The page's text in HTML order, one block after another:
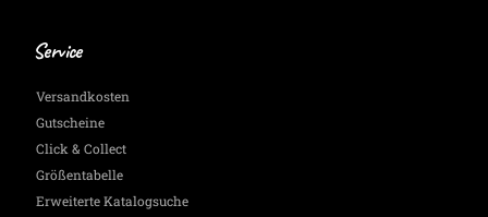
Service
Versandkosten
Gutscheine
Click & Collect
Größentabelle
Erweiterte Katalogsuche